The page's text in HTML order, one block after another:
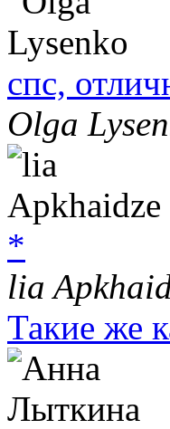
спс,
Olga
*
lia
Такие же